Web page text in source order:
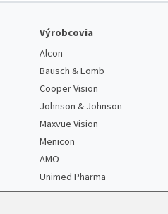
Výrobcovia
Alcon
Bausch & Lomb
Cooper Vision
Johnson & Johnson
Maxvue Vision
Menicon
AMO
Unimed Pharma